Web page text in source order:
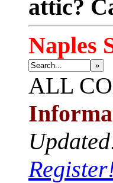
attic?
Naples
»
ALL